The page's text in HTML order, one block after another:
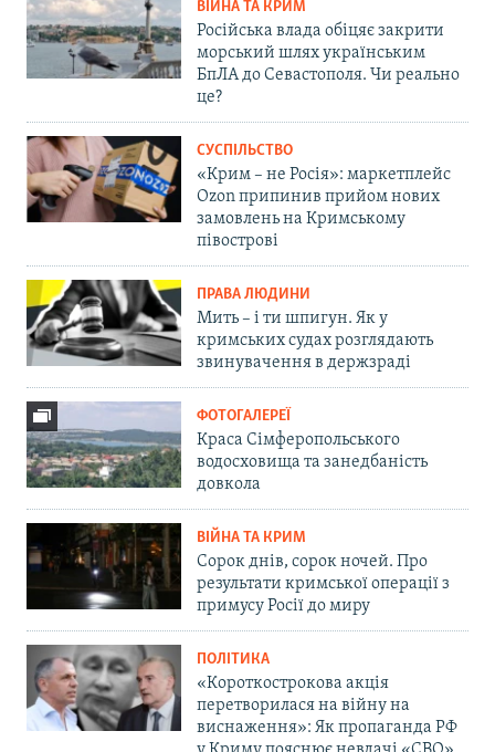
ВІЙНА ТА КРИМ
Російська влада обіцяє закрити
морський шлях українським
БпЛА до Севастополя. Чи реально
це?
СУСПІЛЬСТВО
«Крим – не Росія»: маркетплейс
Ozon припинив прийом нових
замовлень на Кримському
півострові
ПРАВА ЛЮДИНИ
Мить – і ти шпигун. Як у
кримських судах розглядають
звинувачення в держзраді
ФОТОГАЛЕРЕЇ
Краса Сімферопольського
водосховища та занедбаність
довкола
ВІЙНА ТА КРИМ
Сорок днів, сорок ночей. Про
результати кримської операції з
примусу Росії до миру
ПОЛІТИКА
«Короткострокова акція
перетворилася на війну на
виснаження»: Як пропаганда РФ